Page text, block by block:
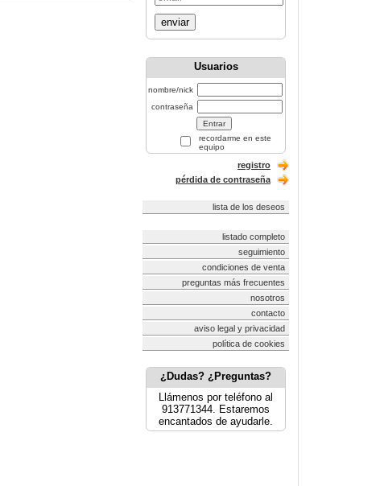
enviar
Usuarios
nombre/nick
contraseña
recordarme en este
equipo
registro
pérdida de contraseña
lista de los deseos
listado completo
seguimiento
condiciones de venta
preguntas más frecuentes
nosotros
contacto
aviso legal y privacidad
política de cookies
¿Dudas? ¿Preguntas?
Llámenos por teléfono al
913771344. Estaremos
encantados de ayudarle.